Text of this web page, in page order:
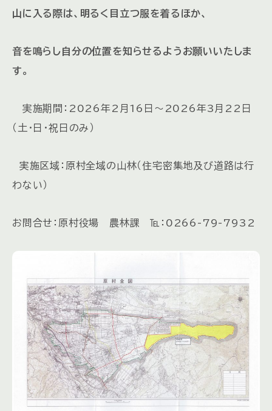
山に入る際は、明るく目立つ服を着るほか、
音を鳴らし自分の位置を知らせるようお願いいたしま
す。
実施期間：2026年2月16日～2026年3月22日
（土・日・祝日のみ）
実施区域：原村全域の山林（住宅密集地及び道路は行
わない）
お問合せ：原村役場 農林課 ℡：0266-79-7932